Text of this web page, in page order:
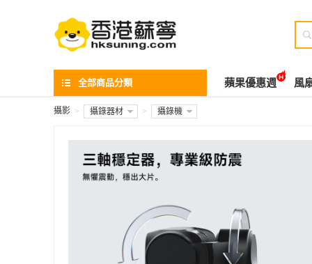

全部商品分類 蘋果優惠週 風
攝影 > 攝錄器材 > 攝錄機